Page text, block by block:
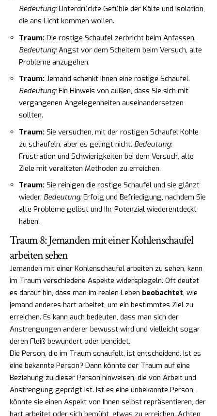
Bedeutung:Unterdrückte Gefühle der Kälte und Isolation,
die ans Licht kommen wollen.
Traum: Die rostige Schaufel zerbricht beim Anfassen.
Bedeutung:Angst vor dem Scheitern beim Versuch, alte
Probleme anzugehen.
Traum: Jemand schenkt Ihnen eine rostige Schaufel.
Bedeutung:Ein Hinweis von außen, dass Sie sich mit
vergangenen Angelegenheiten auseinandersetzen
sollten.
Traum: Sie versuchen, mit der rostigen Schaufel Kohle
zu schaufeln, aber es gelingt nicht. Bedeutung:
Frustration und Schwierigkeiten bei dem Versuch, alte
Ziele mit veralteten Methoden zu erreichen.
Traum: Sie reinigen die rostige Schaufel und sie glänzt
wieder. Bedeutung:Erfolg und Befriedigung, nachdem Sie
alte Probleme gelöst und Ihr Potenzial wiederentdeckt
haben.
Traum 8: Jemanden mit einer Kohlenschaufel
arbeiten sehen
Jemanden mit einer Kohlenschaufel arbeiten zu sehen, kann
im Traum verschiedene Aspekte widerspiegeln. Oft deutet
es darauf hin, dass man im realen Leben beobachtet, wie
jemand anderes hart arbeitet, um ein bestimmtes Ziel zu
erreichen. Es kann auch bedeuten, dass man sich der
Anstrengungen anderer bewusst wird und vielleicht sogar
deren Fleiß bewundert oder beneidet.
Die Person, die im Traum schaufelt, ist entscheidend. Ist es
eine bekannte Person? Dann könnte der Traum auf eine
Beziehung zu dieser Person hinweisen, die von Arbeit und
Anstrengung geprägt ist. Ist es eine unbekannte Person,
könnte sie einen Aspekt von Ihnen selbst repräsentieren, der
hart arbeitet oder sich bemüht, etwas zu erreichen. Achten